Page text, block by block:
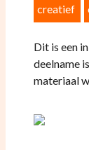
creatief
Dit is een
deelname
materiaal